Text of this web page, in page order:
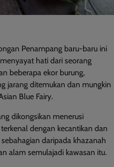
Penampang baru-baru ini
hati dari seorang
beberapa ekor burung,
jarang ditemukan dan mungkin
Blue Fairy.
dikongsikan menerusi
dengan kecantikan dan
daripada khazanah
alam semulajadi kawasan itu.